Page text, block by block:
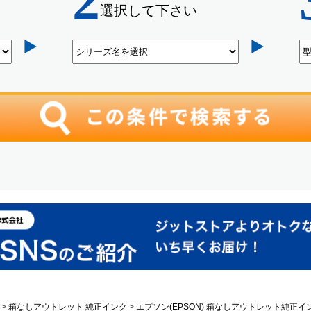
箱なしアウトレット 純正インク エプソン(EPSON) 箱なしアウトレット純正イ